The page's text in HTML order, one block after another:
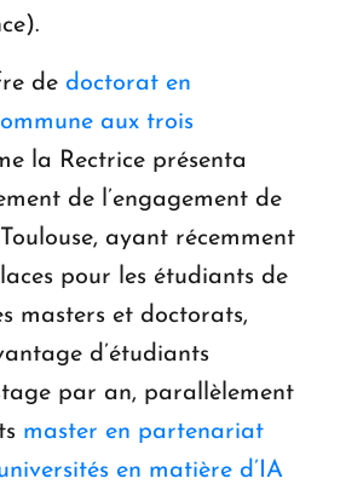
de doctorat en
aux trois
la Rectrice présenta
de l’engagement de
ayant récemment
pour les étudiants de
masters et doctorats,
d’étudiants
par an, parallèlement
master en partenariat
en matière d’IA